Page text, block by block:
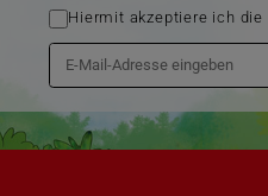
Hiermit akzeptiere ich die